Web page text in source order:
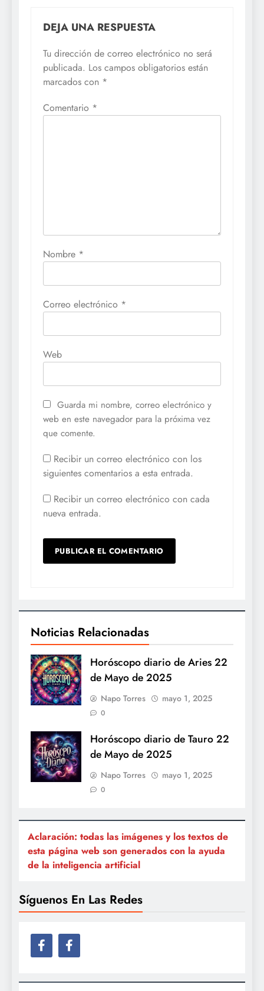
DEJA UNA RESPUESTA
Tu dirección de correo electrónico no será
publicada. Los campos obligatorios están
marcados con *
Comentario *
Nombre *
Correo electrónico *
Web
Guarda mi nombre, correo electrónico y
web en este navegador para la próxima vez
que comente.
Recibir un correo electrónico con los
siguientes comentarios a esta entrada.
Recibir un correo electrónico con cada
nueva entrada.
Noticias Relacionadas
Horóscopo diario de Aries 22
de Mayo de 2025
Napo Torres mayo 1, 2025
0
Horóscopo diario de Tauro 22
de Mayo de 2025
Napo Torres mayo 1, 2025
0
Aclaración: todas las imágenes y los textos de
esta página web son generados con la ayuda
de la inteligencia artificial
Síguenos En Las Redes